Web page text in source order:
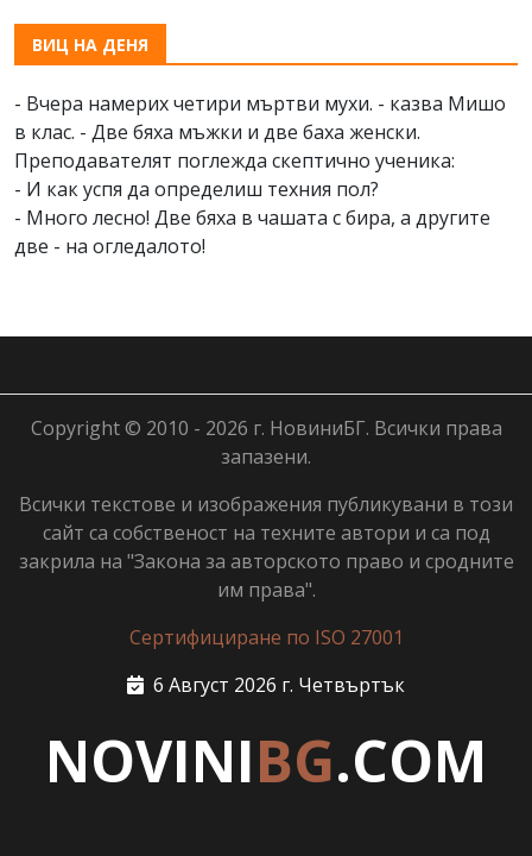
ВИЦ НА ДЕНЯ
- Вчера намерих четири мъртви мухи. - казва Мишо
в клас. - Две бяха мъжки и две баха женски.
Преподавателят поглежда скептично ученика:
- И как успя да определиш техния пол?
- Много лесно! Две бяха в чашата с бира, а другите
две - на огледалото!
Copyright © 2010 - 2026 г. НовиниБГ. Всички права
запазени.
Всички текстове и изображения публикувани в този
сайт са собственост на техните автори и са под
закрила на "Закона за авторското право и сродните
им права".
Сертифициране по ISO 27001
6 Август 2026 г. Четвъртък
NOVINIBG.COM